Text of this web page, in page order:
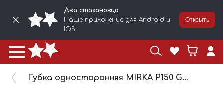
Два стахановца
Наше приложение для Android и
IOS
Открыть
Губка односторонняя MIRKA P150 GOLD абразивная 115х125мм 2912707015L